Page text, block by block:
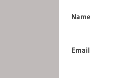
Name
Email